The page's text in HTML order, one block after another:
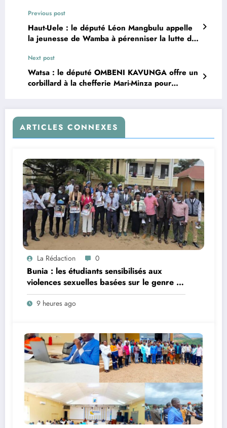
Previous post
Haut-Uele : le député Léon Mangbulu appelle
la jeunesse de Wamba à pérenniser la lutte de
Next post
Watsa : le député OMBENI KAVUNGA offre un
corbillard à la chefferie Mari-Minza pour
ARTICLES CONNEXES
La Rédaction 0
Bunia : les étudiants sensibilisés aux
violences sexuelles basées sur le genre et
au harcèlement sexuel en milieu
universitaire
9 heures ago